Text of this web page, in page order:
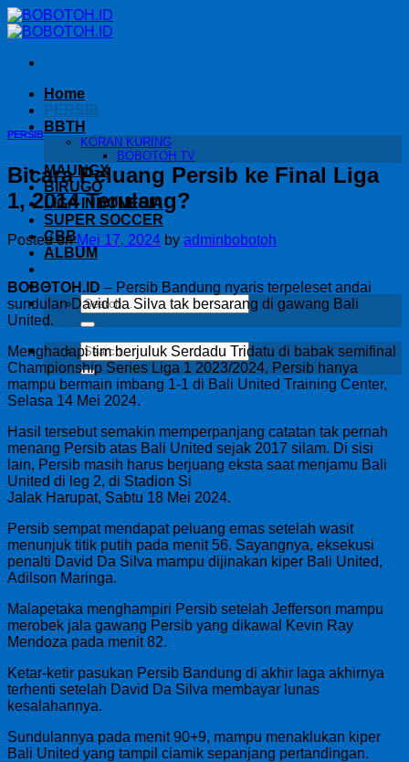
Skip
to
Home
PERSIB
BBTH
KORAN KURING
BOBOTOH TV
MAUNGX
BIRUGO
LIGA INDONESIA
SUPER SOCCER
CBB
ALBUM
-
PERSIB
Bicara Peluang Persib ke Final Liga
1, 2014 Terulang?
Posted onMei 17, 2024 by adminbobotoh
BOBOTOH.ID – Persib Bandung nyaris terpeleset andai
sundulan David da Silva tak bersarang di gawang Bali
United.
Menghadapi tim berjuluk Serdadu Tridatu di babak semifinal
Championship Series Liga 1 2023/2024, Persib hanya
mampu bermain imbang 1-1 di Bali United Training Center,
Selasa 14 Mei 2024.
Hasil tersebut semakin memperpanjang catatan tak pernah
menang Persib atas Bali United sejak 2017 silam. Di sisi
lain, Persib masih harus berjuang eksta saat menjamu Bali
United di leg 2, di Stadion Si
Jalak Harupat, Sabtu 18 Mei 2024.
Persib sempat mendapat peluang emas setelah wasit
menunjuk titik putih pada menit 56. Sayangnya, eksekusi
penalti David Da Silva mampu dijinakan kiper Bali United,
Adilson Maringa.
Malapetaka menghampiri Persib setelah Jefferson mampu
merobek jala gawang Persib yang dikawal Kevin Ray
Mendoza pada menit 82.
Ketar-ketir pasukan Persib Bandung di akhir laga akhirnya
terhenti setelah David Da Silva membayar lunas
kesalahannya.
Sundulannya pada menit 90+9, mampu menaklukan kiper
Bali United yang tampil ciamik sepanjang pertandingan.